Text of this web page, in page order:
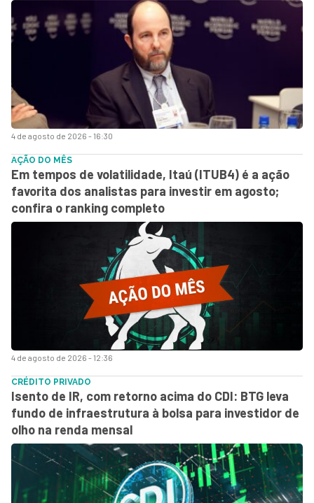
4 de agosto de 2026 - 16:30
4 de agosto de 2026 - 12:36
AÇÃO DO MÊS
Em tempos de volatilidade, Itaú (ITUB4) é a ação
favorita dos analistas para investir em agosto;
confira o ranking completo
CRÉDITO PRIVADO
Isento de IR, com retorno acima do CDI: BTG leva
fundo de infraestrutura à bolsa para investidor de
olho na renda mensal